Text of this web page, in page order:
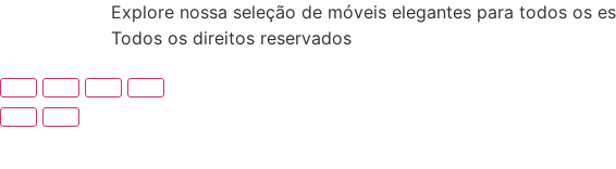
Explore nossa seleção de móveis elegantes para todos os
Todos os direitos reservados